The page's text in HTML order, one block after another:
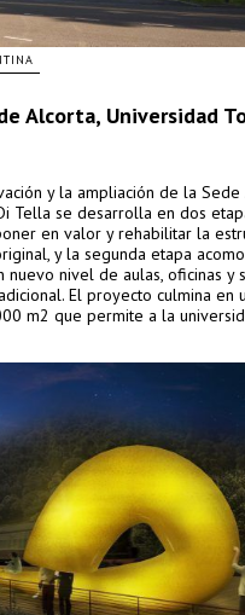
Alcorta, Universidad
y la ampliación de la Sede
Tella se desarrolla en dos
en valor y rehabilitar la
y la segunda etapa
nuevo nivel de aulas, oficinas y
El proyecto culmina en
m2 que permite a la